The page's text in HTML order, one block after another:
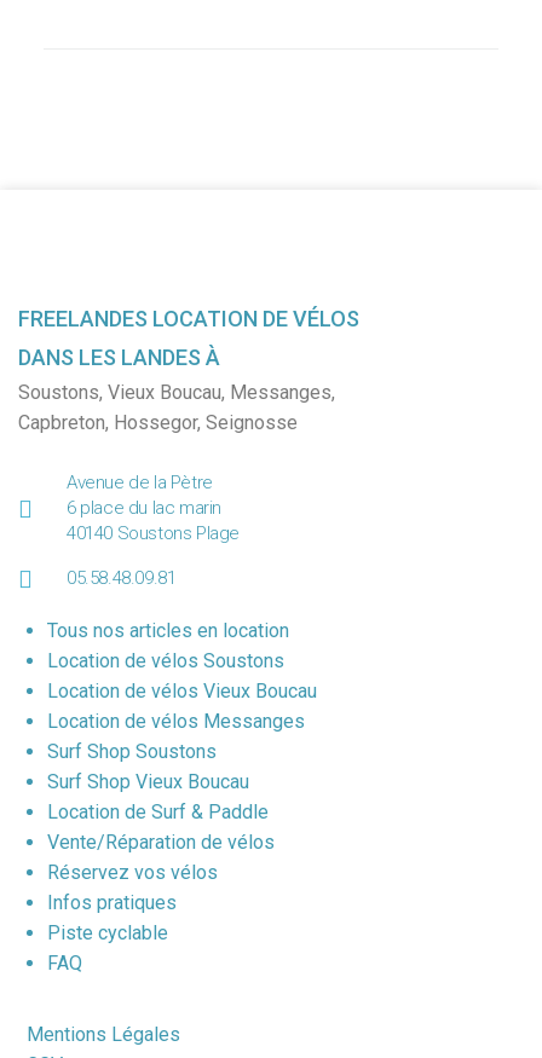
FREELANDES LOCATION DE VÉLOS
DANS LES LANDES À
Soustons, Vieux Boucau, Messanges,
Capbreton, Hossegor, Seignosse
Avenue de la Pètre
6 place du lac marin
40140 Soustons Plage
05.58.48.09.81
Tous nos articles en location
Location de vélos Soustons
Location de vélos Vieux Boucau
Location de vélos Messanges
Surf Shop Soustons
Surf Shop Vieux Boucau
Location de Surf & Paddle
Vente/Réparation de vélos
Réservez vos vélos
Infos pratiques
Piste cyclable
FAQ
Mentions Légales